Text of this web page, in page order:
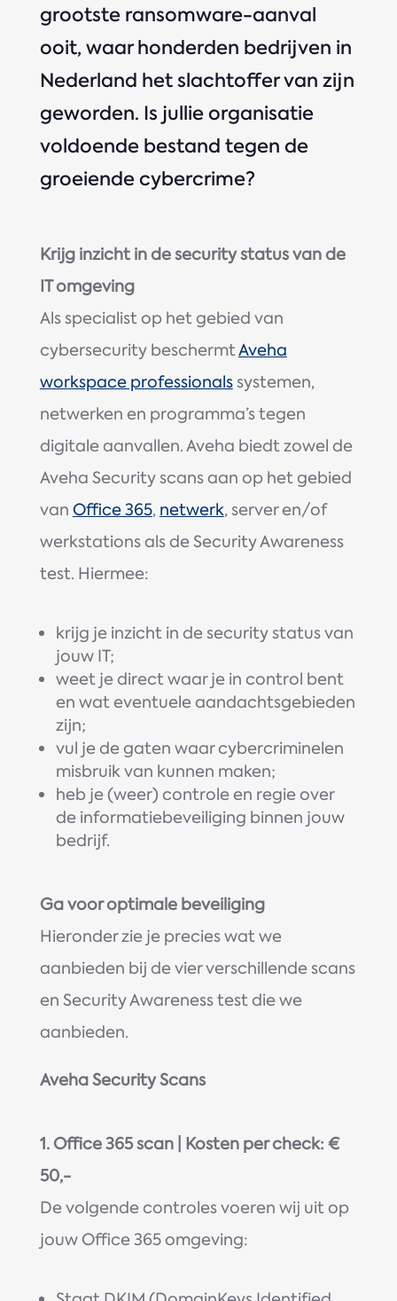
grootste ransomware-aanval
ooit, waar honderden bedrijven in
Nederland het slachtoffer van zijn
geworden. Is jullie organisatie
voldoende bestand tegen de
groeiende cybercrime?
Krijg inzicht in de security status van de
IT omgeving
Als specialist op het gebied van
cybersecurity beschermtAveha
workspace professionalssystemen,
netwerken en programma’s tegen
digitale aanvallen. Aveha biedt zowel de
Aveha Security scans aan op het gebied
van Office 365, netwerk, server en/of
werkstations als de Security Awareness
test. Hiermee:
krijg je inzicht in de security status van
jouw IT;
weet je direct waar je in control bent
en wat eventuele aandachtsgebieden
zijn;
vul je de gaten waar cybercriminelen
misbruik van kunnen maken;
heb je (weer) controle en regie over
de informatiebeveiliging binnen jouw
bedrijf.
Ga voor optimale beveiliging
Hieronder zie je precies wat we
aanbieden bij de vier verschillende scans
en Security Awareness test die we
aanbieden.
Aveha Security Scans
1. Office 365 scan | Kosten per check: €
50,-
De volgende controles voeren wij uit op
jouw Office 365 omgeving: